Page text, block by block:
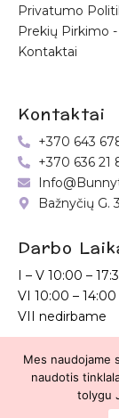
Privatumo
Prekių Pirkimo
Kontaktai
Kontaktai
+370 643
+370 636 21
Bažnyčių G.
Darbo
I – V 10:00 –
VI 10:00 – 14:00
VII nedirbame
Bunnytail.lt|
Mes naudojame
naudotis
tolygu